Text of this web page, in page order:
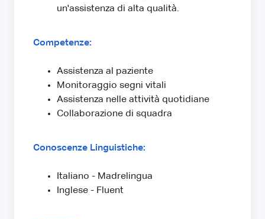
un'assistenza di alta qualità.
Competenze:
Assistenza al paziente
Monitoraggio segni vitali
Assistenza nelle attività quotidiane
Collaborazione di squadra
Conoscenze Linguistiche:
Italiano - Madrelingua
Inglese - Fluent